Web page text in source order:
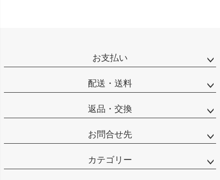
お支払い
配送・送料
返品・交換
お問合せ先
カテゴリー